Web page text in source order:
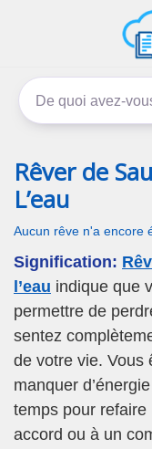
enReve.net
Les rêves, c'est plus
Rêver de
L’eau
Aucun rêve n'a encore
Signification:
l’eau indique que
permettre de
sentez
de votre vie. Vous
manquer
temps pour refaire
accord ou à un